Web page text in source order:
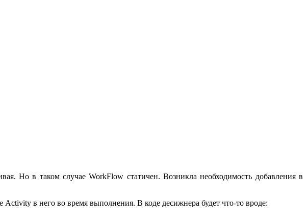
Но в таком случае WorkFlow статичен. Возникла необходимость добавления в
Activity в него во время выполнения. В коде десижнера будет что-то вроде: